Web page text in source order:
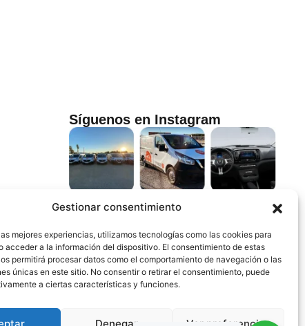
Gestionar consentimiento
mejores experiencias, utilizamos tecnologías como las cookies para
acceder a la información del dispositivo. El consentimiento de estas
permitirá procesar datos como el comportamiento de navegación o las
únicas en este sitio. No consentir o retirar el consentimiento, puede
a ciertas características y funciones.
Denegar Ver preferencias
Síguenos en Instagram